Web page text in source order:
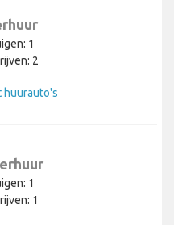
1
2
huurauto's
1
1